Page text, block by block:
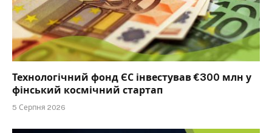
Технологічний фонд ЄС інвестував €300 млн у
фінський космічний стартап
5 Серпня 2026